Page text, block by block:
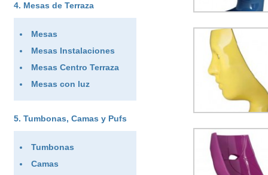
Mesas de Terraza
Mesas
Mesas Instalaciones
Mesas Centro Terraza
Mesas con luz
Tumbonas, Camas y Pufs
Tumbonas
Camas